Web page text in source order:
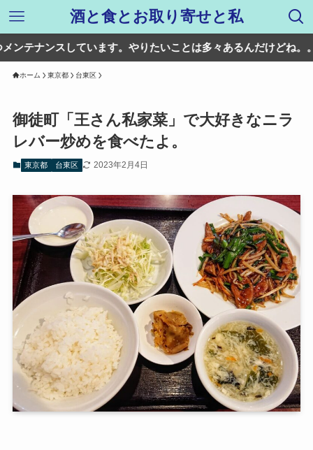
酒と食とお取り寄せと私
います。やりたいことは多々あるんだけどね。。
ホーム 東京都 台東区
御徒町「王さん私家菜」で大好きなニラ
レバー炒めを食べたよ。
東京都 台東区 2023年2月4日